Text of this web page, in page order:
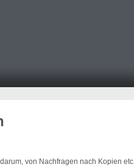
von Nachfragen nach Kopien etc.